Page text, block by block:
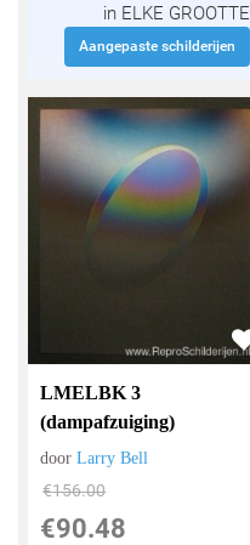
in ELKE GROOTTE
Aangepaste schilderijen
LMELBK 3
(dampafzuiging)
doorLarry Bell
€156.00
€90.48